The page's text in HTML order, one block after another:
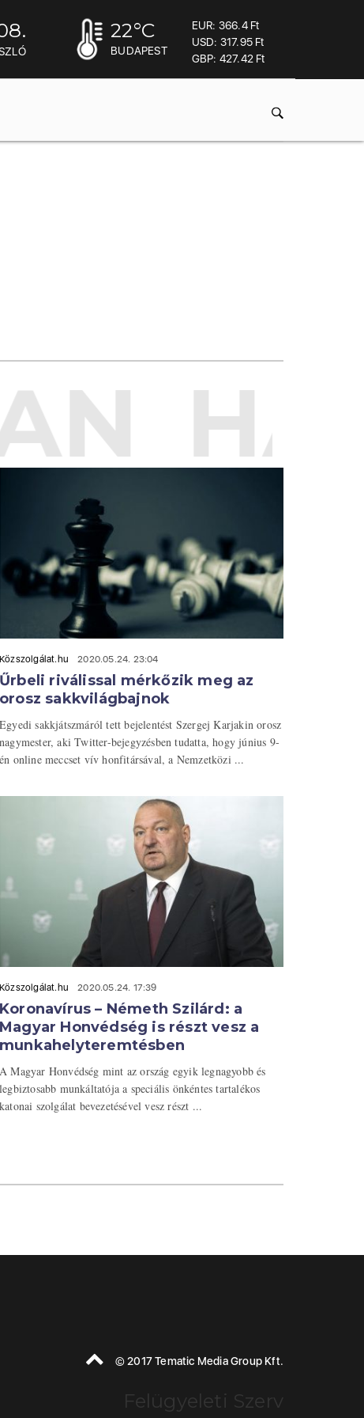
22°C
BUDAPEST
EUR: 366.4 Ft
USD: 317.95 Ft
GBP: 427.42 Ft
Közszolgálat.hu 2020.05.24. 23:04
Űrbeli riválissal mérkőzik meg az
orosz sakkvilágbajnok
Egyedi sakkjátszmáról tett bejelentést Szergej Karjakin orosz
nagymester, aki Twitter-bejegyzésben tudatta, hogy június 9-
én online meccset vív honfitársával, a Nemzetközi ...
Közszolgálat.hu 2020.05.24. 17:39
Koronavírus – Németh Szilárd: a
Magyar Honvédség is részt vesz a
munkahelyteremtésben
A Magyar Honvédség mint az ország egyik legnagyobb és
legbiztosabb munkáltatója a speciális önkéntes tartalékos
katonai szolgálat bevezetésével vesz részt ...
© 2017 Tematic Media Group Kft.
Felügyeleti Szerv